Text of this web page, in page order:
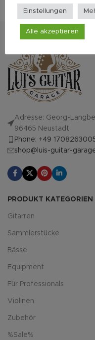
Adresse: Georg-
96465 Neustadt
Phone: +49
shop@luis-guitar-
PRODUKT KATEGORIEN
Gitarren
Sammlerstücke
Bässe
Equipment
Für Professionals
Violinen
Zubehör
%Sale%
Einstellungen
Alle akzeptieren